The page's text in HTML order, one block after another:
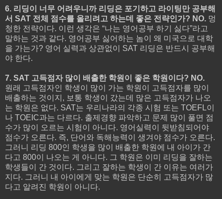
6. 리딩이 너무 어려우니까 리딩은 포기하고 라이팅만 공부해
서 SAT 전체 점수를 올리려고 하는데 좋은 전략인가? NO. 멍
청한 전략이다. 이런 생각은 “나는 영어공부 하기 싫다”라고
말하는 것과 같다. 영어공부 싫어하는 놈이 왜 미국으로 대학
을 가는가? 영어 실력과 상관없이 SAT 리딩은 반드시 공부해
야 한다.
7. SAT 고득점자 많이 배출한 학원이 좋은 학원이다? NO.
원래 고득점자인 학생이 많이 가는 학원이 고득점자를 많이
배출하는 것이지, 보통 학생이 갔는데 많은 고득점자가 나오
는 학원은 없다. SAT는 우리나라의 각종 시험 또는 TOEFL이
나 TOEIC과는 다르다. 출제경향 파악하고 문제 많이 풀면 점
수가 많이 오르는 시험이 아니다. 영어실력이 뒷받침되어야
점수가 오른다. 즉, 단어와 독해능력이 생겨야 점수가 오른다.
그러니 리딩 800인 학생을 많이 배출한 학원에 내 아이가 간
다고 800이 나오는 게 아니다. 그 학원은 이미 리딩을 잘하는
학생들이 간 것이다. 그리고 잘하는 학생이 간 이유는 여러가
지다. 그러니 내 아이에게 맞는 학원은 단순히 고득점자가 많
다고 알려진 학원이 아니다.